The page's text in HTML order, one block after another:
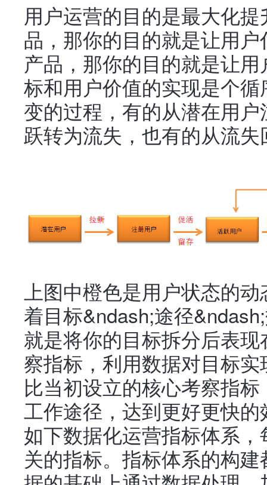
用户运营的目的是最大化
品，那你的目的就是让用
产品，那你的目的就是让
标和用户价值的实现是个
变的过程，有的从潜在用
跃转为流失，也有的从流
上图中橙色是用户状态的
着目标&ndash;途径
就是将你的目标拆分后表
察指标，利用数据对目标
比当初设立的核心考察指
工作途径，达到更好更快
如下数据化运营指标体系
关的指标。指标体系的构